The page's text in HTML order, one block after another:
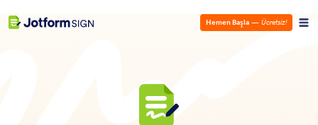
Hemen Başla — Ücretsiz!